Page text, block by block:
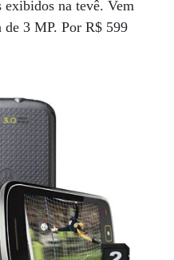
exibidos na tevê. Vem
de 3 MP. Por R$ 599